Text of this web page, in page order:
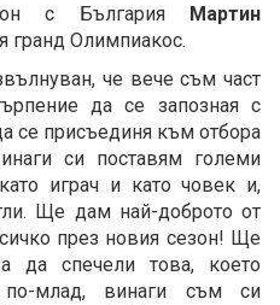
с България Мартин
гранд Олимпиакос.
че вече съм част
да се запозная с
се присъединя към отбора
си поставям големи
играч и като човек и,
Ще дам най-доброто от
през новия сезон! Ще
да спечели това, което
по-млад, винаги съм си